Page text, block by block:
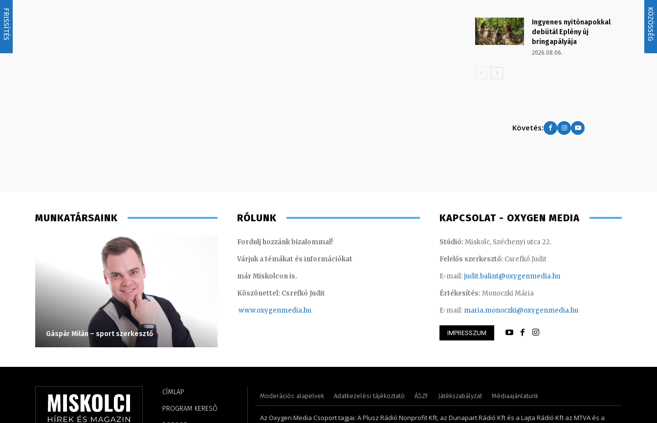
FRISSÍTÉS KÖZÖSSÉG
Ingyenes nyitónapokkal
debütál Eplény új
bringapályája
2026.08.06.
Követés:
MUNKATÁRSAINK
Gáspár Milán – sport szerkesztő Monoczki Mária – értékesítési vezető
RÓLUNK
Fordulj hozzánk bizalommal!
Várjuk a témákat és információkat
már Miskolcon is.
Köszönettel: Csrefkó Judit
www.oxygenmedia.hu
KAPCSOLAT - OXYGEN MEDIA
Stúdió: Miskolc, Széchenyi utca 22.
Felelős szerkesztő: Csrefkó Judit
E-mail:judit.balint@oxygenmedia.hu
Értékesítés: Monoczki Mária
E-mail: maria.monoczki@oxygenmedia.hu
IMPRESSZUM
CÍMLAP
PROGRAM KERESŐ
Moderációs alapelvek Adatkezelési tájékoztató ÁSZF Játékszabályzat Médiaajánlatunk
Az Oxygen Media Csoport tagjai: A Plusz Rádió Nonprofit Kft, az Dunapart Rádió Kft és a Lajta Rádió Kft az MTVA és a